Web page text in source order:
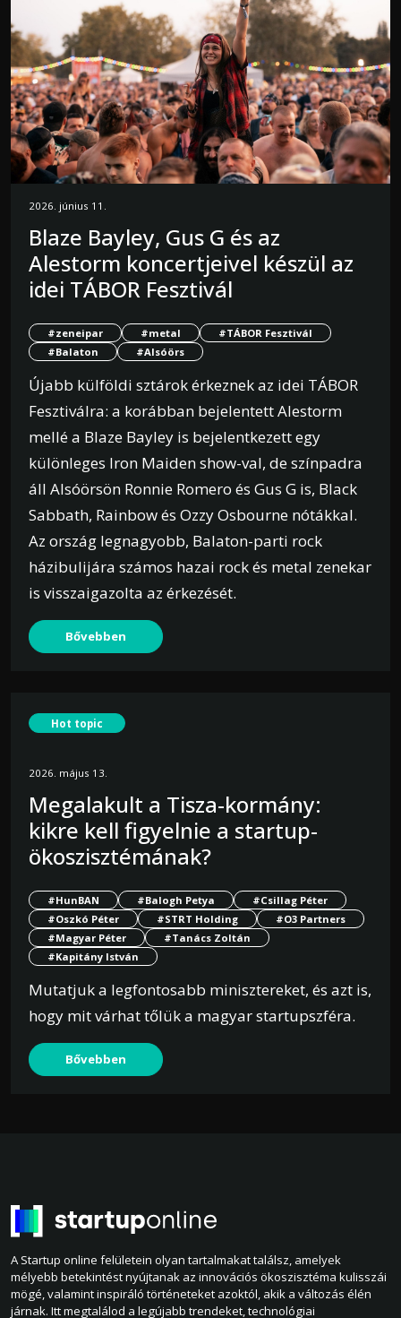
2026. június 11.
Blaze Bayley, Gus G és az
Alestorm koncertjeivel készül az
idei TÁBOR Fesztivál
#zeneipar #metal
#TÁBOR Fesztivál
#Balaton
#Alsóörs
Újabb külföldi sztárok érkeznek az idei TÁBOR
Fesztiválra: a korábban bejelentett Alestorm
mellé a Blaze Bayley is bejelentkezett egy
különleges Iron Maiden show-val, de színpadra
áll Alsóörsön Ronnie Romero és Gus G is, Black
Sabbath, Rainbow és Ozzy Osbourne nótákkal.
Az ország legnagyobb, Balaton-parti rock
házibulijára számos hazai rock és metal zenekar
is visszaigazolta az érkezését.
Bővebben
Hot topic
2026. május 13.
Megalakult a Tisza-kormány:
kikre kell figyelnie a startup-
ökoszisztémának?
#HunBAN #Balogh Petya
#Csillag Péter
#Oszkó Péter
#STRT Holding
#O3 Partners
#Magyar Péter
#Tanács Zoltán
#Kapitány István
Mutatjuk a legfontosabb minisztereket, és azt is,
hogy mit várhat tőlük a magyar startupszféra.
Bővebben
A Startup online felületein olyan tartalmakat találsz, amelyek
mélyebb betekintést nyújtanak az innovációs ökoszisztéma kulisszái
mögé, valamint inspiráló történeteket azoktól, akik a változás élén
járnak. Itt megtalálod a legújabb trendeket, technológiai